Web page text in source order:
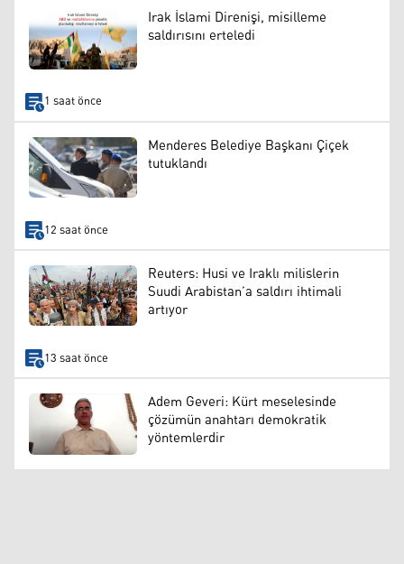
Irak İslami Direnişi, misilleme
saldırısını erteledi
1 saat önce
Menderes Belediye Başkanı Çiçek
tutuklandı
12 saat önce
Reuters: Husi ve Iraklı milislerin
Suudi Arabistan’a saldırı ihtimali
artıyor
13 saat önce
Adem Geveri: Kürt meselesinde
çözümün anahtarı demokratik
yöntemlerdir